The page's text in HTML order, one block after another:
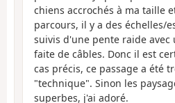
chiens accrochés à ma taille
parcours, il y a des échelles/
suivis d'une pente raide
faite de câbles. Donc il est
cas précis, ce passage a été
"technique". Sinon les
superbes, j'ai adoré.